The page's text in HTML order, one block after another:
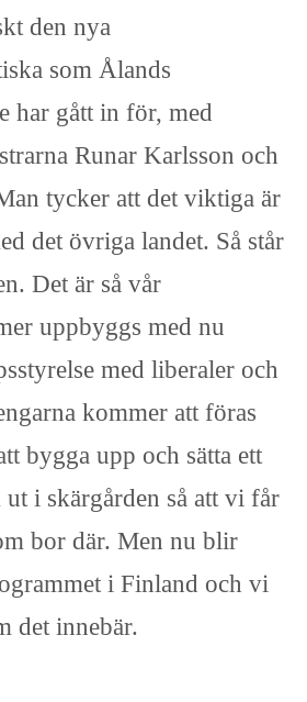
den nya
som Ålands
har gått in för, med
Runar Karlsson och
tycker att det viktiga är
det övriga landet. Så står
Det är så vår
uppbyggs med nu
med liberaler och
kommer att föras
bygga upp och sätta ett
i skärgården så att vi får
bor där. Men nu blir
i Finland och vi
det innebär.